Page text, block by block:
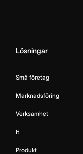
Lösningar
Små företag
Marknadsföring
Verksamhet
It
Produkt